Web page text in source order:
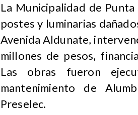
La Municipalidad de
postes y luminarias
Avenida Aldunate,
millones de pesos,
Las obras fueron
mantenimiento de
Preselec.